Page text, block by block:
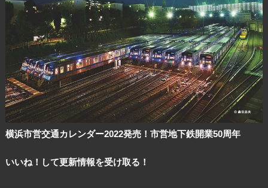
横浜市営交通カレンダー2022発売！市営地下鉄開業50周年
いいね！して更新情報を受け取る！